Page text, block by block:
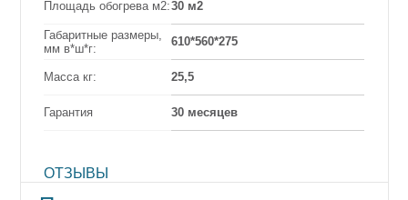
Площадь обогрева м2:30 м2
Габаритные размеры,
мм в*ш*г:
610*560*275
Масса кг: 25,5
Гарантия 30 месяцев
ОТЗЫВЫ